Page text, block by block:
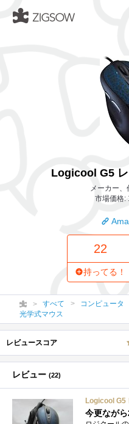
Logicool G5
メーカー
市場価格:
22
持ってる！
すべて コンピュータ
光学式マウス
レビュースコア
レビュー (22)
Logicool G5
今更ながら